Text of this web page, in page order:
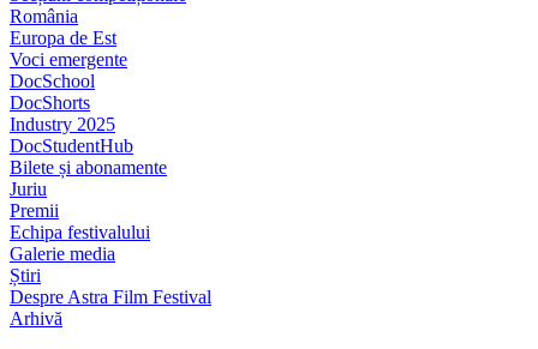
România
Europa de Est
Voci emergente
DocSchool
DocShorts
Industry 2025
DocStudentHub
Bilete și abonamente
Juriu
Premii
Echipa festivalului
Galerie media
Știri
Despre Astra Film Festival
Arhivă